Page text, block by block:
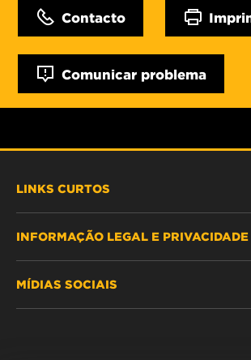
Contacto
Comunicar problema
LINKS CURTOS
ONDE COMPRAR
INFORMAÇÃO LEGAL E PRIVACIDADE
MÍDIAS SOCIAIS